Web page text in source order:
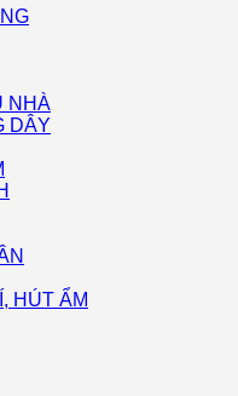
NHÀ
DÂY
HÚT ẨM